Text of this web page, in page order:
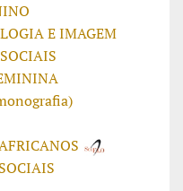
E IMAGEM